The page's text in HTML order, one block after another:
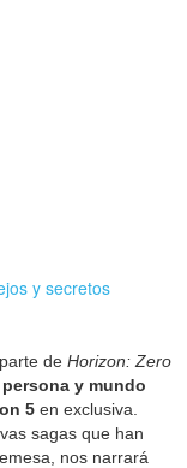
y secretos
deHorizon: Zero
y mundo
5 en exclusiva.
sagas que han
nos narrará